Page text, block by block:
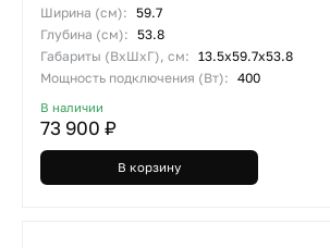
Ширина (см): 59.7
Глубина (см): 53.8
Габариты (ВхШхГ), см: 13.5х59.7х53.8
Мощность подключения (Вт): 400
В наличии
73 900 ₽
В корзину